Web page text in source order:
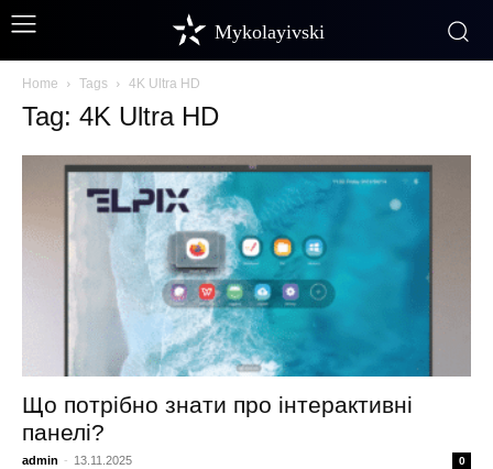
Mykolayivski
Home Tags 4K Ultra HD
Tag: 4K Ultra HD
Що потрібно знати про інтерактивні
панелі?
admin - 13.11.2025 0